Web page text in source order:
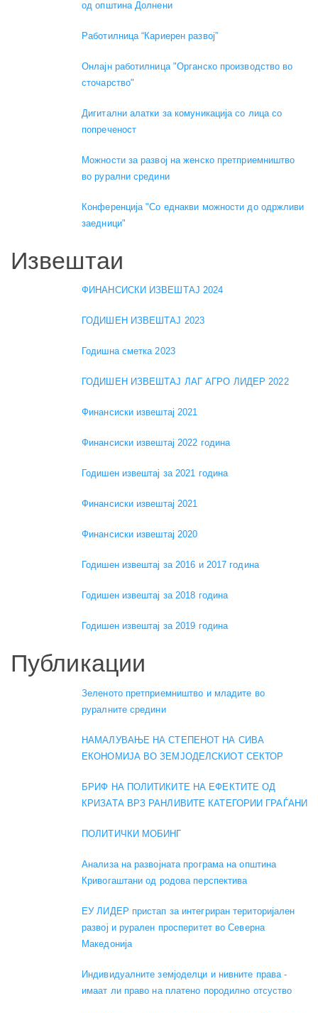
од општина Долнени
Работилница “Кариерен развој”
Онлајн работилница "Органско производство во
сточарство"
Дигитални алатки за комуникација со лица со
попреченост
Можности за развој на женско претприемништво
во рурални средини
Конференција "Со еднакви можности до одржливи
заедници"
Извештаи
ФИНАНСИСКИ ИЗВЕШТАЈ 2024
ГОДИШЕН ИЗВЕШТАЈ 2023
Годишна сметка 2023
ГОДИШЕН ИЗВЕШТАЈ ЛАГ АГРО ЛИДЕР 2022
Финансиски извештај 2021
Финансиски извештај 2022 година
Годишен извештај за 2021 година
Финансиски извештај 2021
Финансиски извештај 2020
Годишен извештај за 2016 и 2017 година
Годишен извештај за 2018 година
Годишен извештај за 2019 година
Публикации
Зеленото претприемништво и младите во
руралните средини
НАМАЛУВАЊЕ НА СТЕПЕНОТ НА СИВА
ЕКОНОМИЈА ВО ЗЕМЈОДЕЛСКИОТ СЕКТОР
БРИФ НА ПОЛИТИКИТЕ НА ЕФЕКТИТЕ ОД
КРИЗАТА ВРЗ РАНЛИВИТЕ КАТЕГОРИИ ГРАЃАНИ
ПОЛИТИЧКИ МОБИНГ
Анализа на развојната програма на општина
Кривогаштани од родова перспектива
ЕУ ЛИДЕР пристап за интегриран територијален
развој и рурален просперитет во Северна
Македонија
Индивидуалните земјоделци и нивните права -
имаат ли право на платено породилно отсуство